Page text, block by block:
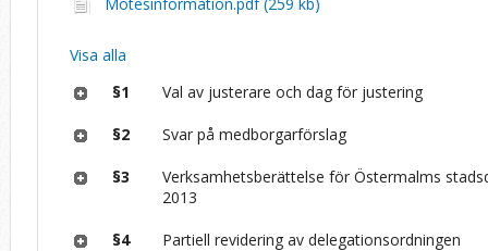
Visa alla
§1
Val av justerare och dag för justering
§2 Svar på medborgarförslag
§3
Verksamhetsberättelse för Östermalms
2013
§4 Partiell revidering av delegationsordningen